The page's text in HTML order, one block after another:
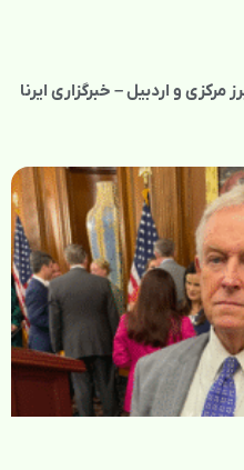
مرکزی و اردبیل – خبرگزاری ایرنا